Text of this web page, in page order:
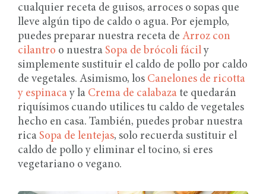
cualquier receta de guisos, arroces o sopas que
lleve algún tipo de caldo o agua. Por ejemplo,
puedes preparar nuestra receta de Arroz con
cilantro o nuestra Sopa de brócoli fácily
simplemente sustituir el caldo de pollo por caldo
de vegetales. Asimismo, los Canelones de ricotta
y espinacay la Crema de calabaza te quedarán
riquísimos cuando utilices tu caldo de vegetales
hecho en casa. También, puedes probar nuestra
rica Sopa de lentejas, solo recuerda sustituir el
caldo de pollo y eliminar el tocino, si eres
vegetariano o vegano.